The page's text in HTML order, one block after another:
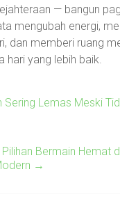
— bangun
mengubah energi,
dan memberi ruang
hari yang lebih baik.
Sering Lemas Meski
Bermain Hemat
→